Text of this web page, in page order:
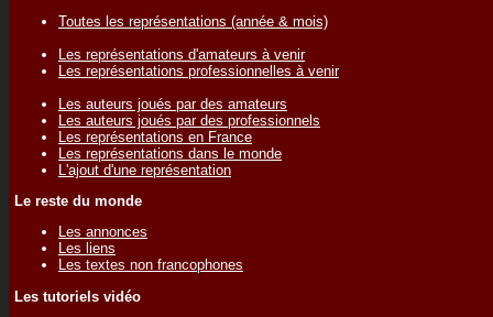
Toutes les représentations (année & mois)
Les représentations d'amateurs à venir
Les représentations professionnelles à venir
Les auteurs joués par des amateurs
Les auteurs joués par des professionnels
Les représentations en France
Les représentations dans le monde
L'ajout d'une représentation
Le reste du monde
Les annonces
Les liens
Les textes non francophones
Les tutoriels vidéo